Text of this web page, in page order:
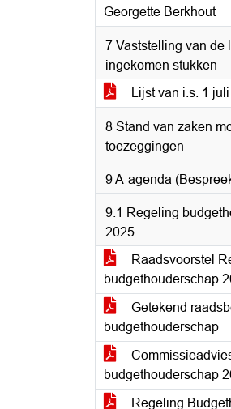
Georgette Berkhout
7 Vaststelling van de
ingekomen stukken
Lijst van i.s. 1
8 Stand van zaken
toezeggingen
9 A-agenda
9.1 Regeling
2025
Raadsvoorstel
budgethouderschap
Getekend
budgethouderschap
budgethouderschap
Regeling